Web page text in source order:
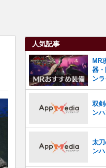
人気記事
MR
器
ンラ
双
ンハ
太
ンハ